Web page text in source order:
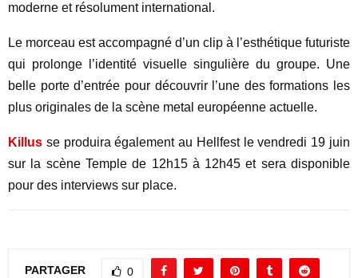
moderne et résolument international.
Le morceau est accompagné d’un clip à l’esthétique futuriste
qui prolonge l’identité visuelle singulière du groupe. Une
belle porte d’entrée pour découvrir l’une des formations les
plus originales de la scène metal européenne actuelle.
Killus se produira également au Hellfest le vendredi 19 juin
sur la scène Temple de 12h15 à 12h45 et sera disponible
pour des interviews sur place.
PARTAGER 0